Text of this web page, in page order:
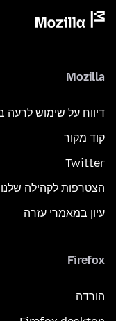
Mozilla
דיווח על שימוש לרעה
קוד מקור
Twitter
הצטרפות לקהילה שלנו
עיון במאמרי עזרה
Firefox
הורדה